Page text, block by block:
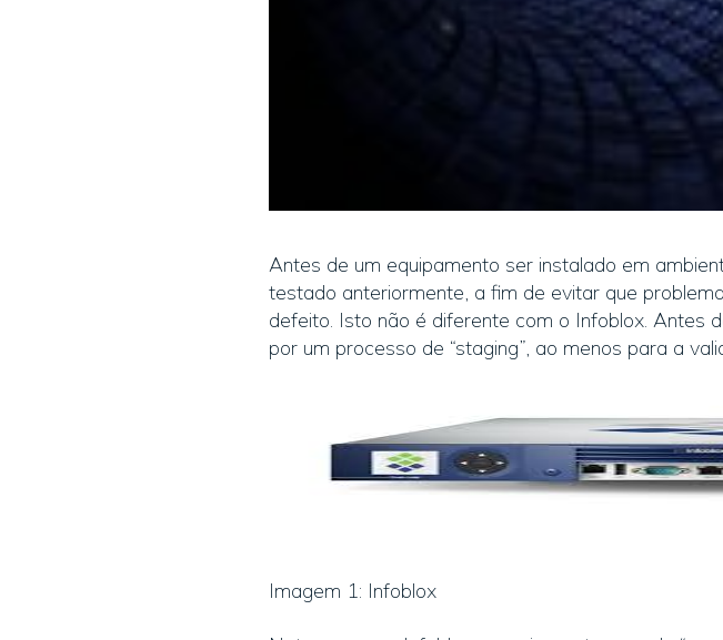
Antes de um equipamento ser instalado em
testado anteriormente, a fim de evitar que
defeito. Isto não é diferente com o Infoblox. Antes
por um processo de “staging”, ao menos para a
Imagem 1: Infoblox